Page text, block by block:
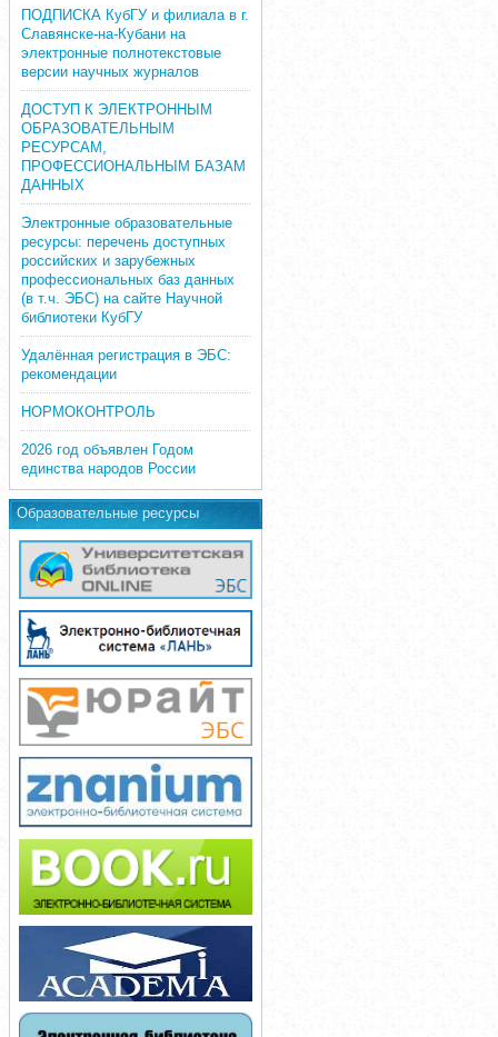
ПОДПИСКА КубГУ и филиала в г.
Славянске-на-Кубани на
электронные полнотекстовые
версии научных журналов
ДОСТУП К ЭЛЕКТРОННЫМ
ОБРАЗОВАТЕЛЬНЫМ
РЕСУРСАМ,
ПРОФЕССИОНАЛЬНЫМ БАЗАМ
ДАННЫХ
Электронные образовательные
ресурсы: перечень доступных
российских и зарубежных
профессиональных баз данных
(в т.ч. ЭБС) на сайте Научной
библиотеки КубГУ
Удалённая регистрация в ЭБС:
рекомендации
НОРМОКОНТРОЛЬ
2026 год объявлен Годом
единства народов России
Образовательные ресурсы